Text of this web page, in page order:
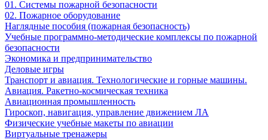
01. Системы пожарной безопасности
02. Пожарное оборудование
Наглядные пособия (пожарная безопасность)
Учебные программно-методические комплексы по пожарной
безопасности
Экономика и предпринимательство
Деловые игры
Транспорт и авиация. Технологические и горные машины.
Авиация. Ракетно-космическая техника
Авиационная промышленность
Гироскоп, навигация, управление движением ЛА
Физические учебные макеты по авиации
Виртуальные тренажеры